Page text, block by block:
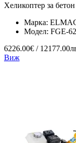
Хеликоптер за
Марка:
Модел: FGE-
6226.00€ /
Виж